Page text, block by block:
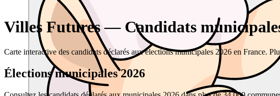
Villes Futures — Candidats
Carte interactive des candidats déclarés aux élections municipales 2026 en France.
Élections municipales 2026